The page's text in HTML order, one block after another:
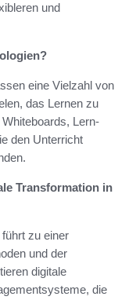
und
eine Vielzahl von
das Lernen zu
Lern-
den Unterricht
Transformation in
zu einer
und der
digitale
die